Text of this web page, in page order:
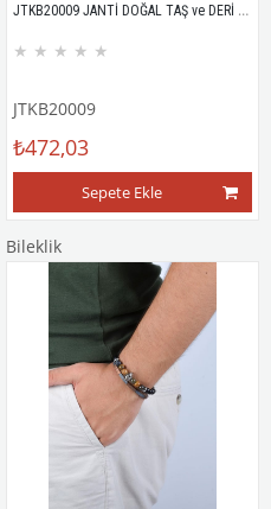
JTKB20009 JANTİ DOĞAL TAŞ ve DERİ KOMBİN BİLEKLİK
★ ★ ★ ★ ★
JTKB20009
₺472,03
Sepete Ekle
Bileklik